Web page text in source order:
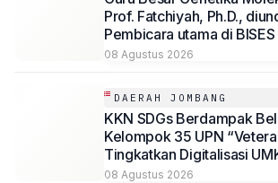
Prof. Fatchiyah, Ph.D.,
Pembicara utama di BISES
Terengganu Malaysia
08 Agustus 2026
DAERAH JOMBANG
KKN SDGs Berdampak
Kelompok 35 UPN
Tingkatkan Digitalisasi
Sambirejo Melalui Program
08 Agustus 2026